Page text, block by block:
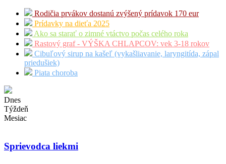
Rodičia prvákov dostanú zvýšený prídavok 170 eur
Prídavky na dieťa 2025
Ako sa starať o zimné vtáctvo počas celého roka
Rastový graf - VÝŠKA CHLAPCOV: vek 3-18 rokov
Cibuľový sirup na kašeľ (vykašliavanie, laryngitída, zápal
priedušiek)
Piata choroba
Dnes
Týždeň
Mesiac
Sprievodca liekmi